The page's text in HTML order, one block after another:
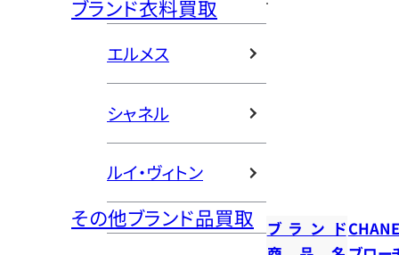
ブランド衣料買取
エルメス
シャネル
ルイ・ヴィトン
その他ブランド品買取 ブランド